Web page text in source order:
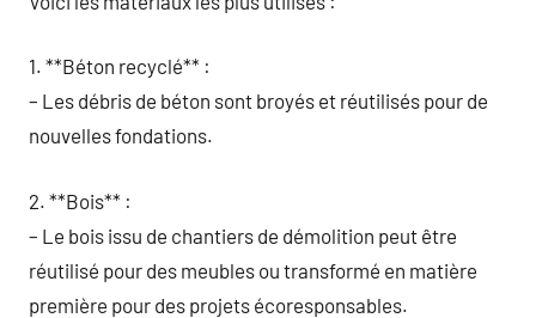
1. **Béton recyclé** :
– Les débris de béton sont broyés et réutilisés pour de
nouvelles fondations.
2. **Bois** :
– Le bois issu de chantiers de démolition peut être
réutilisé pour des meubles ou transformé en matière
première pour des projets écoresponsables.